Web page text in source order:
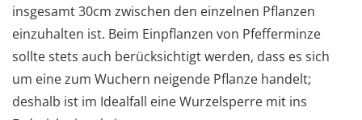
insgesamt 30cm zwischen den einzelnen Pflanzen
einzuhalten ist. Beim Einpflanzen von Pfefferminze
sollte stets auch berücksichtigt werden, dass es sich
um eine zum Wuchern neigende Pflanze handelt;
deshalb ist im Idealfall eine Wurzelsperre mit ins